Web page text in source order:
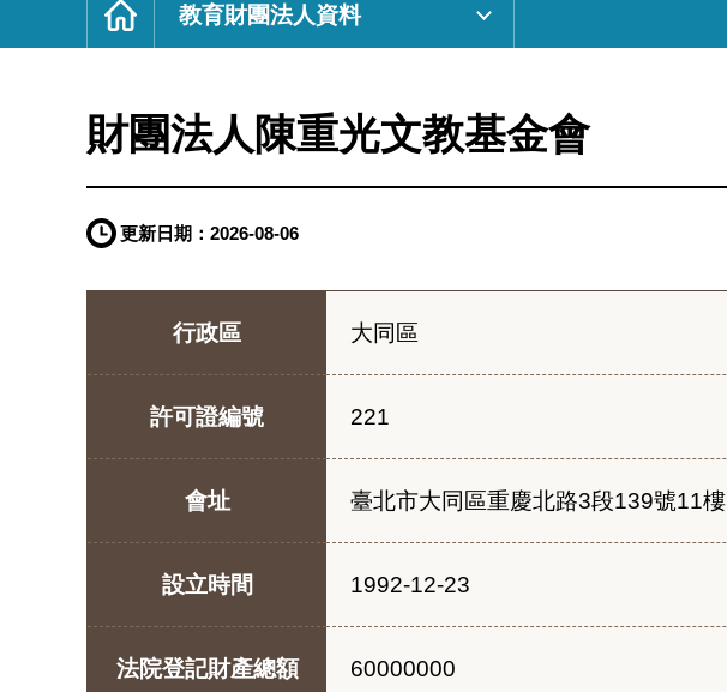
教育財團法人資料
財團法人陳重光文教基金會
更新日期： 2026-08-06
行政區 大同區
許可證編號 221
會址 臺北市大同區重慶北路3段139號11樓
設立時間 1992-12-23
法院登記財產總額 60000000